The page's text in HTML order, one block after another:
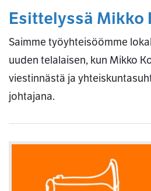
Esittelyssä Mikko
Saimme työyhteisöömme
uuden telalaisen, kun Mikko
viestinnästä ja
johtajana.